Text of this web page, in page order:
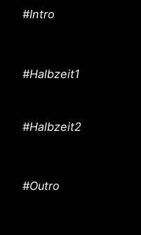
#Intro
#Halbzeit1
#Halbzeit2
#Outro